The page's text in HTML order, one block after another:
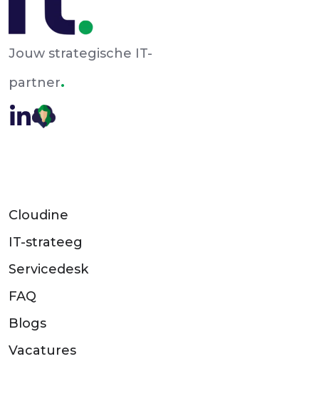
Jouw strategische IT-
partner.
Cloudine
IT-strateeg
Servicedesk
FAQ
Blogs
Vacatures